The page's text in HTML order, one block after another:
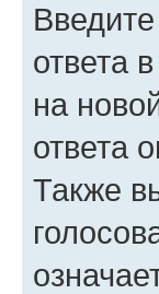
ответа
на
ответа
Также